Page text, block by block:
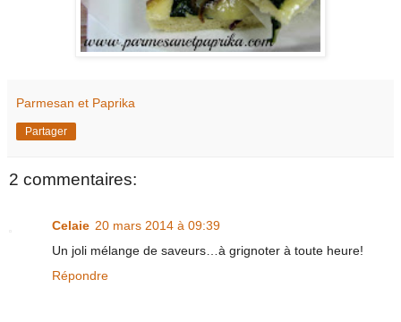
Parmesan et Paprika
Partager
2 commentaires:
Celaie 20 mars 2014 à 09:39
Un joli mélange de saveurs…à grignoter à toute heure!
Répondre